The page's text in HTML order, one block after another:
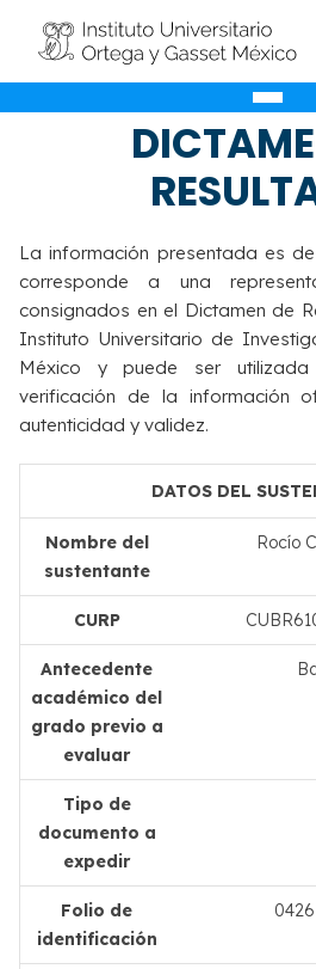
La información presentada es
corresponde a una
consignados en el Dictamen de
Instituto Universitario de
México y puede ser
verificación de la información
autenticidad y validez.
DATOS DEL
Nombre del
sustentante
Rocío
CURP
Antecedente
académico del
grado previo a
evaluar
Tipo de
documento a
expedir
Folio de
identificación